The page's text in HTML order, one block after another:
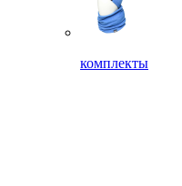
комплекты